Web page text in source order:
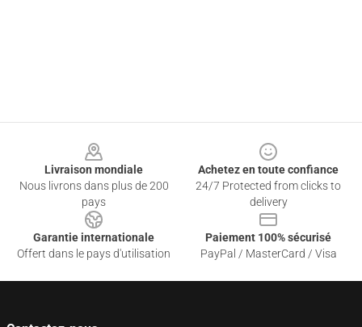
Livraison mondiale
Nous livrons dans plus de 200
pays
Achetez en toute confiance
24/7 Protected from clicks to
delivery
Garantie internationale
Offert dans le pays d'utilisation
Paiement 100% sécurisé
PayPal / MasterCard / Visa